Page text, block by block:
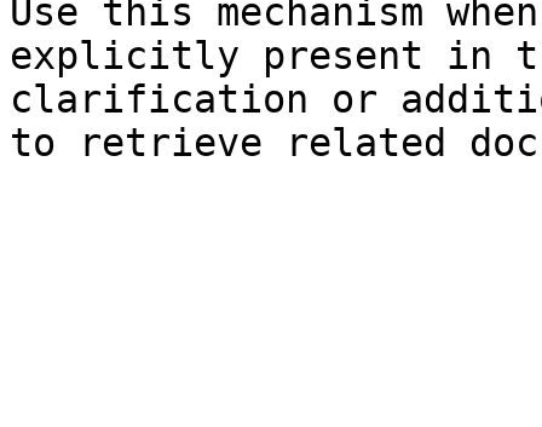
Use this mechanism
explicitly present in
clarification or